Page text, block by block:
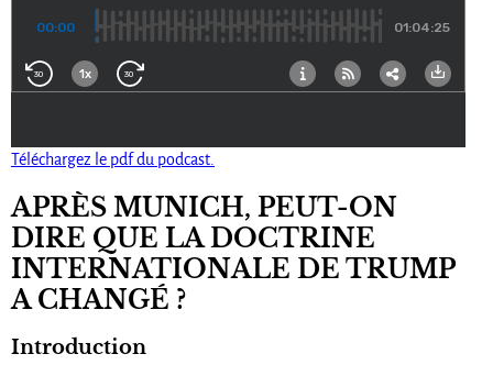
Téléchargez le pdf du podcast.
APRÈS MUNICH, PEUT-ON
DIRE QUE LA DOCTRINE
INTERNATIONALE DE TRUMP
A CHANGÉ ?
Introduction